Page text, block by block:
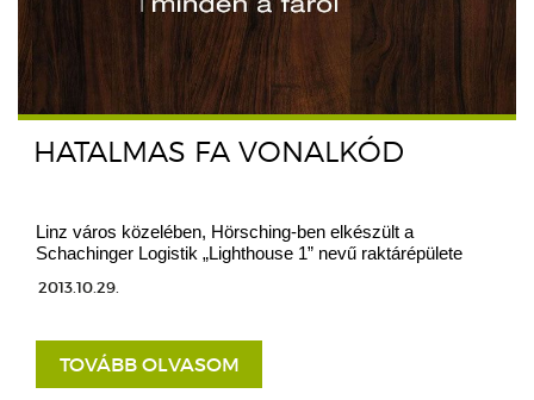
HATALMAS FA VONALKÓD
Linz város közelében, Hörsching-ben elkészült a
Schachinger Logistik „Lighthouse 1” nevű raktárépülete
2013.10.29.
TOVÁBB OLVASOM